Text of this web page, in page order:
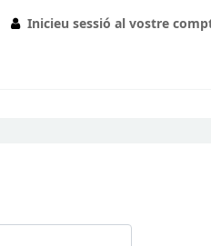
Inicieu sessió al vostre